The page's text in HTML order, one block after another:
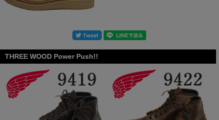
THREE WOOD Power Push!!